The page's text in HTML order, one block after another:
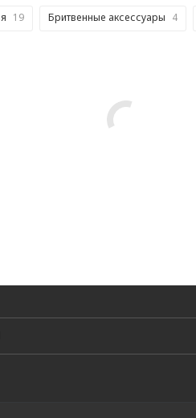
19 Бритвенные аксессуары 4